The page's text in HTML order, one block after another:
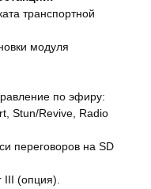
транспортной
модуля
по эфиру:
Stun/Revive, Radio
переговоров на SD
III (опция).